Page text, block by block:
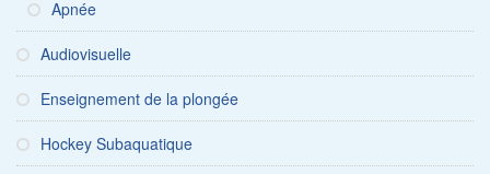
Apnée
Audiovisuelle
Enseignement de la plongée
Hockey Subaquatique